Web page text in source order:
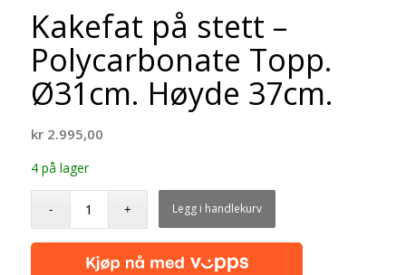
Kakefat på stett –
Polycarbonate Topp.
Ø31cm. Høyde 37cm.
kr2.995,00
4 på lager
Legg i handlekurv